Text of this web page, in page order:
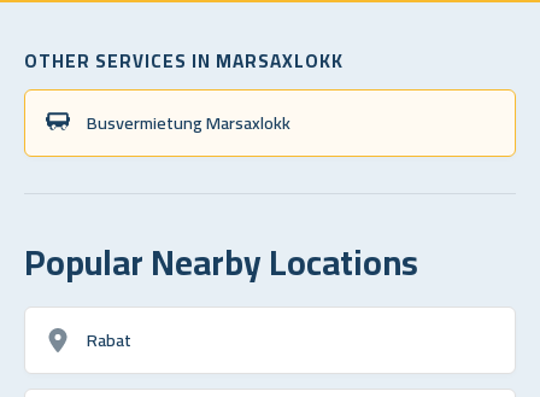
OTHER SERVICES IN MARSAXLOKK
Busvermietung Marsaxlokk
Popular Nearby Locations
Rabat